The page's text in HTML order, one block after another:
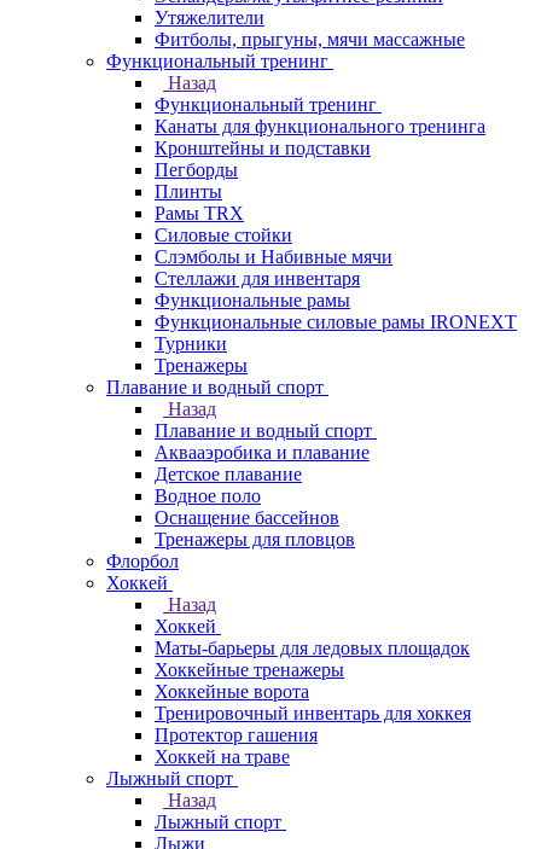
Утяжелители
Фитболы, прыгуны, мячи массажные
Функциональный тренинг
Назад
Функциональный тренинг
Канаты для функционального тренинга
Кронштейны и подставки
Пегборды
Плинты
Рамы TRX
Силовые стойки
Слэмболы и Набивные мячи
Стеллажи для инвентаря
Функциональные рамы
Функциональные силовые рамы IRONEXT
Турники
Тренажеры
Плавание и водный спорт
Назад
Плавание и водный спорт
Аквааэробика и плавание
Детское плавание
Водное поло
Оснащение бассейнов
Тренажеры для пловцов
Флорбол
Хоккей
Назад
Хоккей
Маты-барьеры для ледовых площадок
Хоккейные тренажеры
Хоккейные ворота
Тренировочный инвентарь для хоккея
Протектор гашения
Хоккей на траве
Лыжный спорт
Назад
Лыжный спорт
Лыжи